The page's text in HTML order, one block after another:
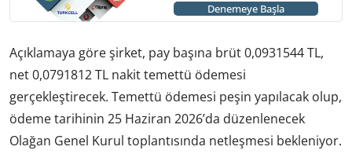
Denemeye Başla
Açıklamaya göre şirket, pay başına brüt 0,0931544 TL,
net 0,0791812 TL nakit temettü ödemesi
gerçekleştirecek. Temettü ödemesi peşin yapılacak olup,
ödeme tarihinin 25 Haziran 2026’da düzenlenecek
Olağan Genel Kurul toplantısında netleşmesi bekleniyor.